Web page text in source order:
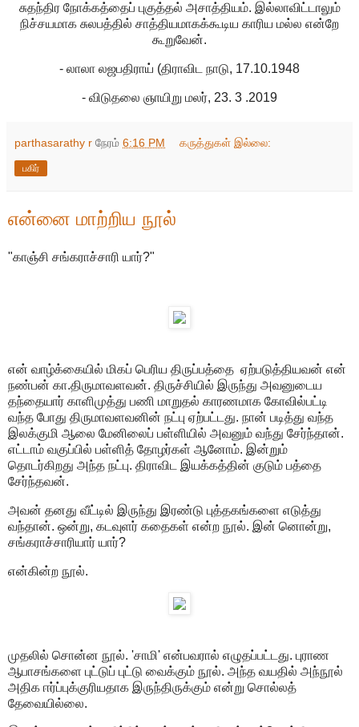
சுதந்திர நோக்கத்தைப் புகுத்தல் அசாத்தியம். இல்லாவிட்டாலும்
நிச்சயமாக சுலபத்தில் சாத்தியமாகக்கூடிய காரிய மல்ல என்றே
கூறுவேன்.
- லாலா லஜபதிராய் (திராவிட நாடு, 17.10.1948
- விடுதலை ஞாயிறு மலர், 23. 3 .2019
parthasarathy r நேரம் 6:16 PM கருத்துகள் இல்லை:
பகிர்
என்னை மாற்றிய நூல்
"காஞ்சி சங்கராச்சாரி யார்?"
என் வாழ்க்கையில் மிகப் பெரிய திருப்பத்தை ஏற்படுத்தியவன் என்
நண்பன் கா.திருமாவளவன். திருச்சியில் இருந்து அவனுடைய
தந்தையார் காளிமுத்து பணி மாறுதல் காரணமாக கோவில்பட்டி
வந்த போது திருமாவளவனின் நட்பு ஏற்பட்டது. நான் படித்து வந்த
இலக்குமி ஆலை மேனிலைப் பள்ளியில் அவனும் வந்து சேர்ந்தான்.
எட்டாம் வகுப்பில் பள்ளித் தோழர்கள் ஆனோம். இன்றும்
தொடர்கிறது அந்த நட்பு. திராவிட இயக்கத்தின் குடும் பத்தை
சேர்ந்தவன்.
அவன் தனது வீட்டில் இருந்து இரண்டு புத்தகங்களை எடுத்து
வந்தான். ஒன்று, கடவுளர் கதைகள் என்ற நூல். இன் னொன்று,
சங்கராச்சாரியார் யார்?
என்கின்ற நூல்.
முதலில் சொன்ன நூல். 'சாமி' என்பவரால் எழுதப்பட்டது. புராண
ஆபாசங்களை புட்டுப் புட்டு வைக்கும் நூல். அந்த வயதில் அந்நூல்
அதிக ஈர்ப்புக்குரியதாக இருந்திருக்கும் என்று சொல்லத்
தேவையில்லை.